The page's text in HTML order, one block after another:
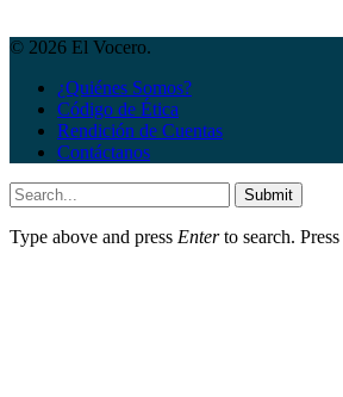
© 2026 El Vocero.
¿Quiénes Somos?
Código de Ética
Rendición de Cuentas
Contáctanos
Submit
Type above and press Enterto search. Press